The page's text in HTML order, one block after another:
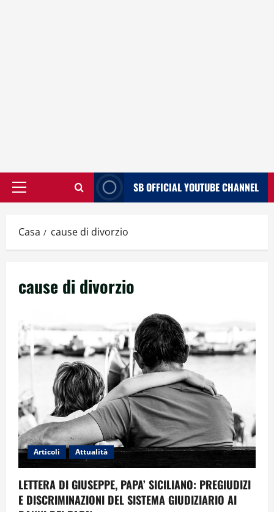
Menù
SB OFFICIAL YOUTUBE CHANNEL
Casa cause di divorzio
cause di divorzio
Articoli Attualità
LETTERA DI GIUSEPPE, PAPA’ SICILIANO: PREGIUDIZI
E DISCRIMINAZIONI DEL SISTEMA GIUDIZIARIO AI